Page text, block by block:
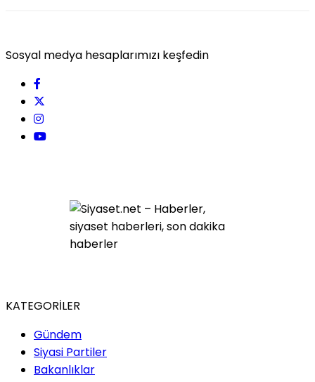
Sosyal medya hesaplarımızı keşfedin
KATEGORİLER
Gündem
Siyasi Partiler
Bakanlıklar